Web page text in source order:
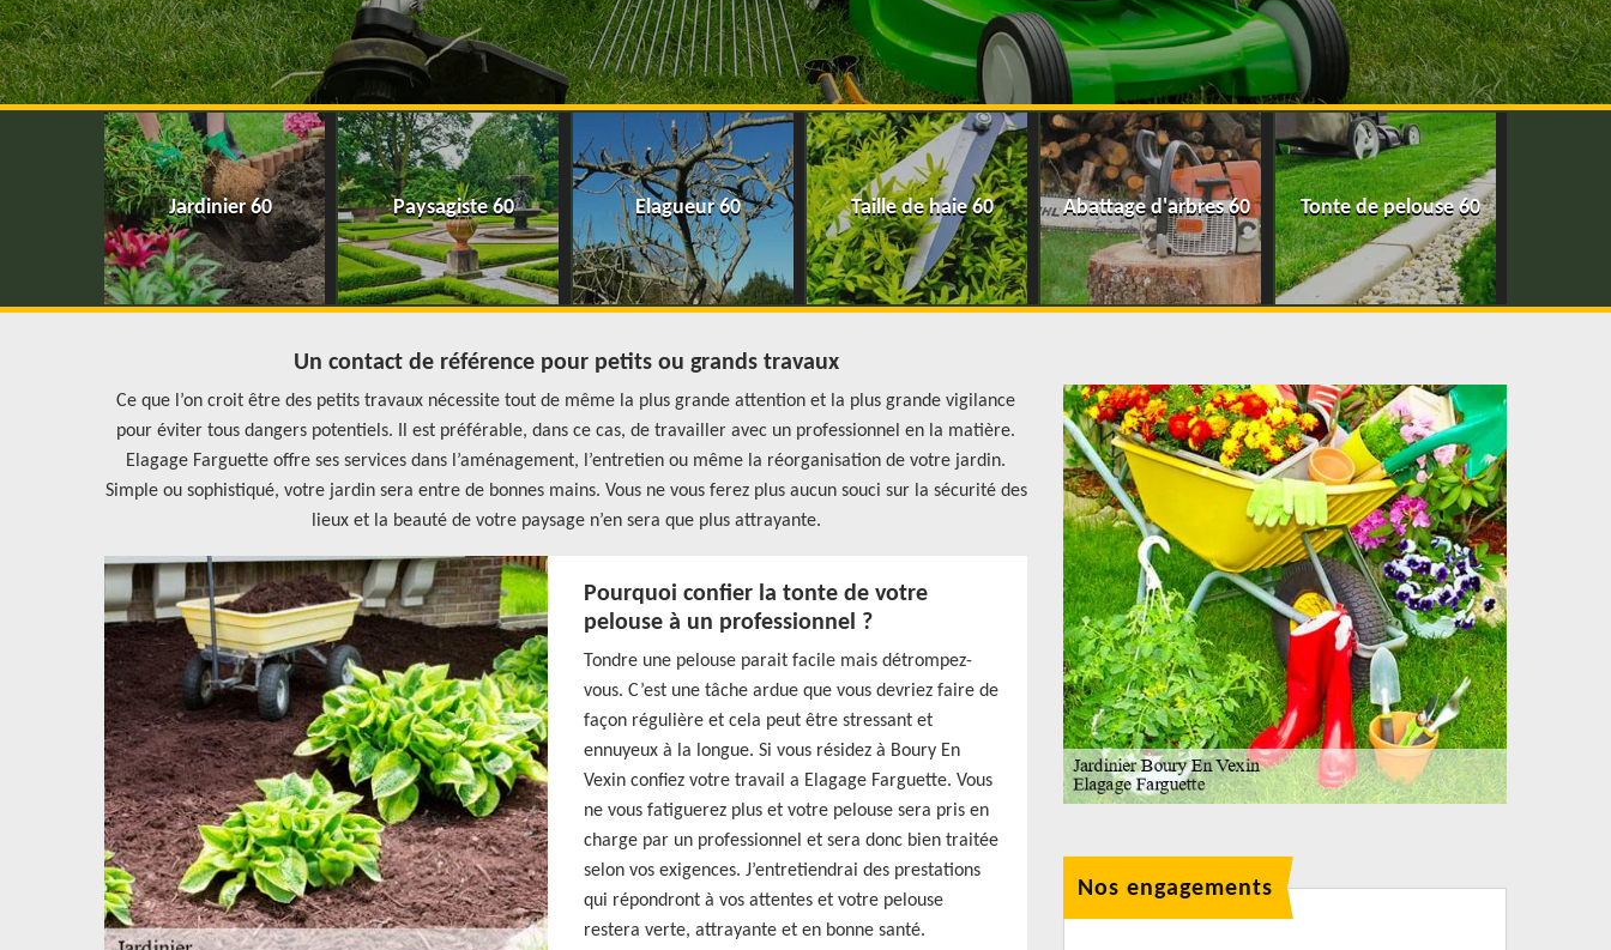
Jardinier 60 Paysagiste 60 Elagueur 60 Taille de haie 60 Abattage d'arbres 60 Tonte de pelouse 60
Un contact de référence pour petits ou grands travaux
Ce que l’on croit être des petits travaux nécessite tout de même la plus grande attention et la plus grande vigilance
pour éviter tous dangers potentiels. Il est préférable, dans ce cas, de travailler avec un professionnel en la matière.
Elagage Farguette offre ses services dans l’aménagement, l’entretien ou même la réorganisation de votre jardin.
Simple ou sophistiqué, votre jardin sera entre de bonnes mains. Vous ne vous ferez plus aucun souci sur la sécurité des
lieux et la beauté de votre paysage n’en sera que plus attrayante.
Pourquoi confier la tonte de votre
pelouse à un professionnel ?
Tondre une pelouse parait facile mais détrompez-
vous. C’est une tâche ardue que vous devriez faire de
façon régulière et cela peut être stressant et
ennuyeux à la longue. Si vous résidez à Boury En
Vexin confiez votre travail a Elagage Farguette. Vous
ne vous fatiguerez plus et votre pelouse sera pris en
charge par un professionnel et sera donc bien traitée
selon vos exigences. J’entretiendrai des prestations
qui répondront à vos attentes et votre pelouse
restera verte, attrayante et en bonne santé.
Nos engagements